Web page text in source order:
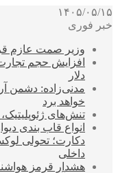
۱۴۰۵/۰۵/۱۵
خبر فوری
وزیر صمت عازم
دلار
مدنی‌زاده: دشمن
خواهد برد
تنش‌های
انواع قاب بندی
دکارت؛ تحولی
داخلی